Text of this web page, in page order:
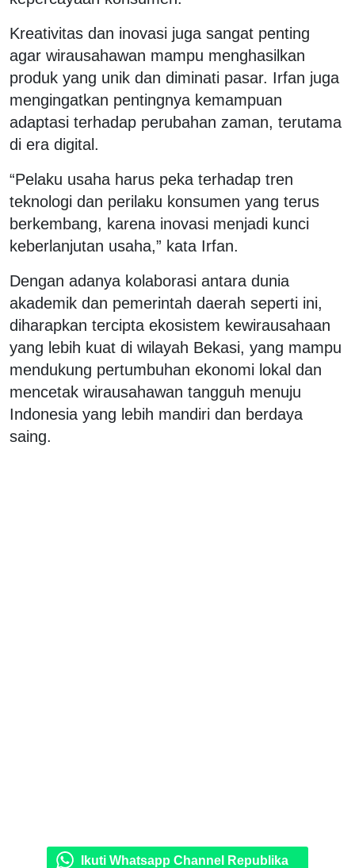
Kreativitas dan inovasi juga sangat penting
agar wirausahawan mampu menghasilkan
produk yang unik dan diminati pasar. Irfan juga
mengingatkan pentingnya kemampuan
adaptasi terhadap perubahan zaman, terutama
di era digital.
“Pelaku usaha harus peka terhadap tren
teknologi dan perilaku konsumen yang terus
berkembang, karena inovasi menjadi kunci
keberlanjutan usaha,” kata Irfan.
Dengan adanya kolaborasi antara dunia
akademik dan pemerintah daerah seperti ini,
diharapkan tercipta ekosistem kewirausahaan
yang lebih kuat di wilayah Bekasi, yang mampu
mendukung pertumbuhan ekonomi lokal dan
mencetak wirausahawan tangguh menuju
Indonesia yang lebih mandiri dan berdaya
saing.
Ikuti Whatsapp Channel Republika